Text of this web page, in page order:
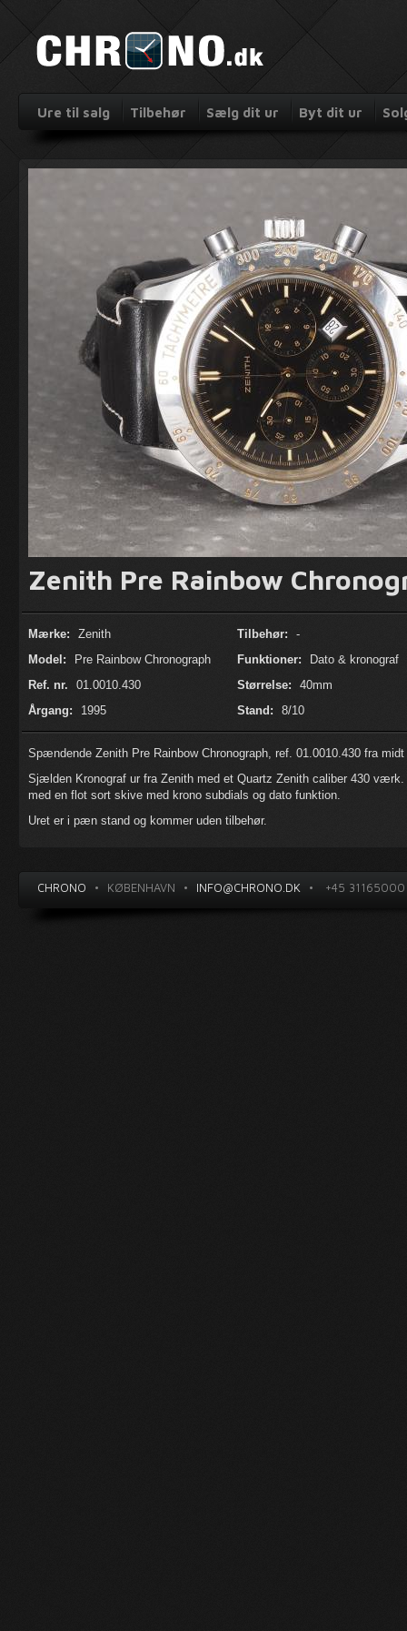
Ure til salg Tilbehør Sælg dit ur Byt dit ur
Zenith Pre Rainbow
Mærke:
Zenith
Model:
Pre Rainbow Chronograph
Ref. nr.
01.0010.430
Årgang:
1995
Tilbehør:
-
Funktioner:
Dato & kronograf
Størrelse:
40mm
Stand:
8/10
Spændende Zenith Pre Rainbow Chronograph, ref. 01.0010.430 fra midt
Sjælden Kronograf ur fra Zenith med et Quartz Zenith caliber 430
med en flot sort skive med krono subdials og dato funktion.
Uret er i pæn stand og kommer uden tilbehør.
CHRONO • KØBENHAVN • INFO@CHRONO.DK • +45 31165000